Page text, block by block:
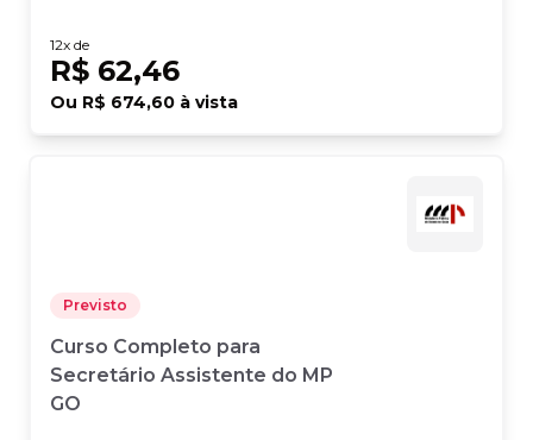
12x de
R$ 62,46
Ou R$ 674,60 à vista
Previsto
Curso Completo para
Secretário Assistente do MP
GO